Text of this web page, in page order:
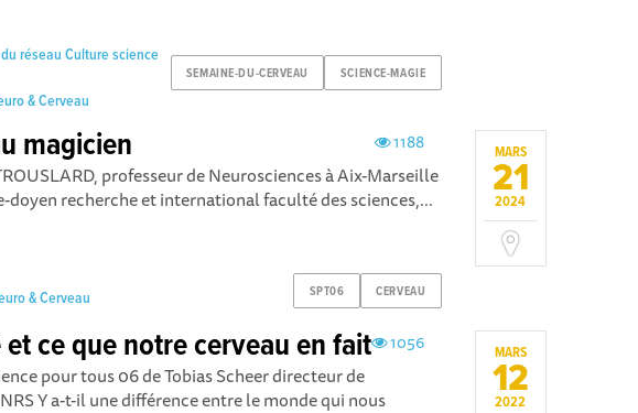
SEMAINE-DU-CERVEAU SCIENCE-MAGIE
réseau Culture science
& Cerveau
MARS
21
2024
1188
magicien
professeur de Neurosciences à Aix-Marseille
doyen recherche et international faculté des sciences,...
SPT06 CERVEAU
& Cerveau
MARS
12
2022
1056
et ce que notre cerveau en fait
pour tous 06 de Tobias Scheer directeur de
Y a-t-il une différence entre le monde qui nous